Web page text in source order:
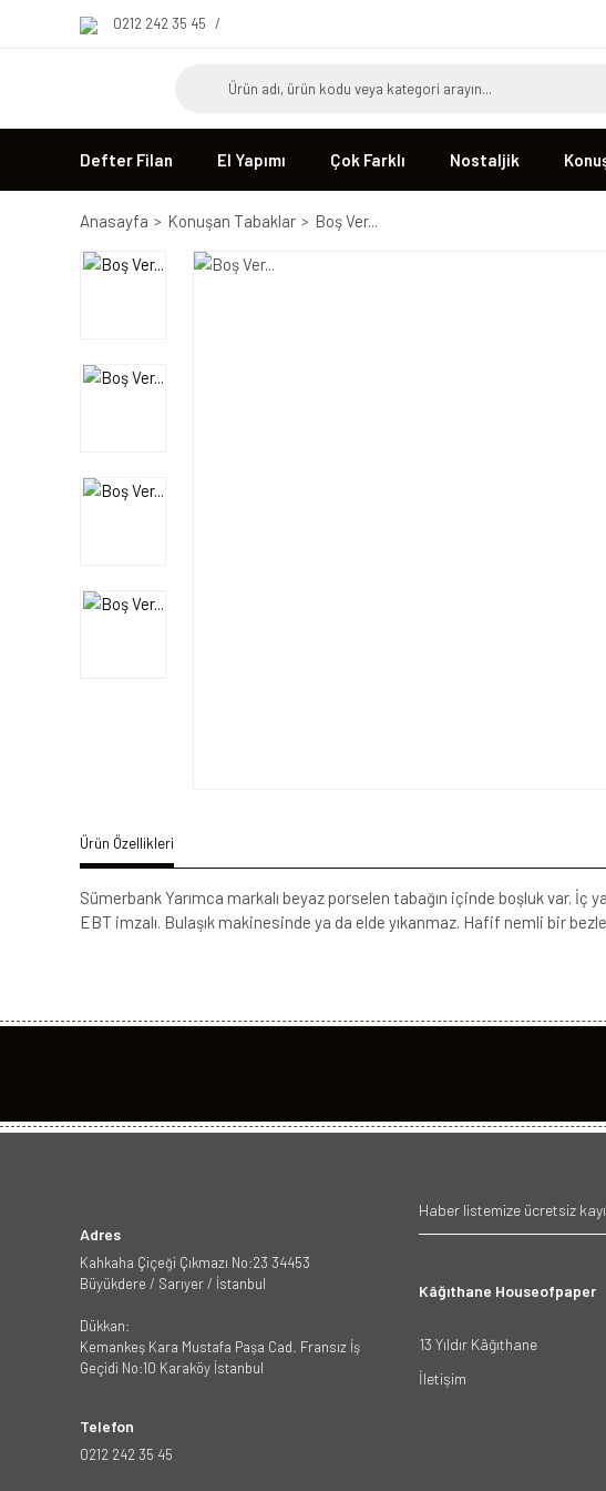
0212 242 35 45 /
Defter Filan El Yapımı Çok Farklı Nostaljik
Anasayfa Konuşan Tabaklar Boş Ver...
Ürün Özellikleri
Sümerbank Yarımca markalı beyaz porselen tabağın içinde boşluk var. İç
EBT imzalı. Bulaşık makinesinde ya da elde yıkanmaz. Hafif nemli bir
Adres
Kahkaha Çiçeği Çıkmazı No:23 34453
Büyükdere / Sarıyer / İstanbul
Dükkan:
Kemankeş Kara Mustafa Paşa Cad. Fransız İş
Geçidi No:10 Karaköy İstanbul
Telefon
0212 242 35 45
Kâğıthane Houseofpaper
13 Yıldır Kâğıthane
İletişim